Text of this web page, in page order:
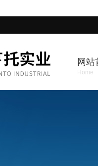
网站
Home